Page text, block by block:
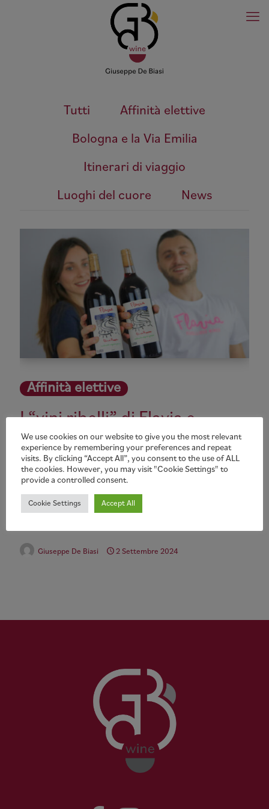
Tutti Affinità elettive
Bologna e la Via Emilia
Itinerari di viaggio
Luoghi del cuore News
Affinità elettive
I “vini ribelli” di Flavia e
Giacomo Rallo.
I “Rebellious Wines” di Flavia e Giacomo, quarta generazione della
famiglia Rallo di Marsala. Un'originale interpretazione degli autoctoni
dall’altro la rivede con un taglio contemporaneo, condito da concreta
attenzione alla sostenibilità ambientale.
Giuseppe De Biasi 2 Settembre 2024
We use cookies on our website to give you the most relevant
experience by remembering your preferences and repeat
visits. By clicking “Accept All”, you consent to the use of ALL
the cookies. However, you may visit "Cookie Settings" to
provide a controlled consent.
Cookie Settings Accept All